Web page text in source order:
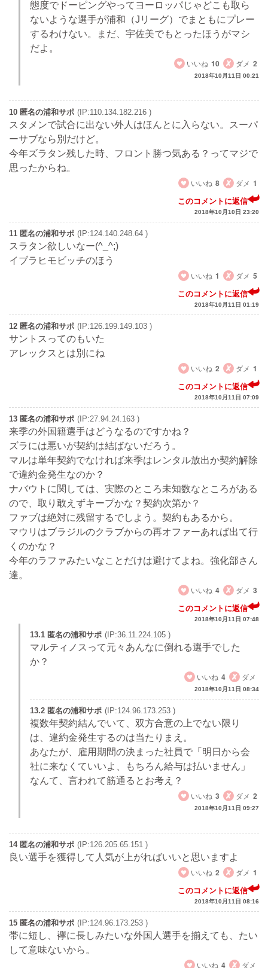
態度でドーピングやってヨーロッパじゃどこも取ら
ないような選手が浦和（Jリーグ）でまともにプレー
するわけない。まだ、宇佐美でもとったほうがマシ
だよ。
いいね 10 ダメ 2
2018年10月11日 00:21
10 匿名の浦和サポ (IP:110.134.182.216 )
スタメンで試合に出ない外人はほんとに入らない。スーパ
ーサブなら別だけど。
今年ズラタン残した時、フロント勝つ気ある？ってマジで
思ったからね。
いいね 8 ダメ 1
このコメントに返信
2018年10月10日 23:20
11 匿名の浦和サポ (IP:124.140.248.64 )
スラタン欲しいなー(^_^;)
イブラヒモビッチのほう
いいね 1 ダメ 5
このコメントに返信
2018年10月11日 01:19
12 匿名の浦和サポ (IP:126.199.149.103 )
サントスってのもいた
アレックスとは別にね
いいね 2 ダメ 1
このコメントに返信
2018年10月11日 07:09
13 匿名の浦和サポ (IP:27.94.24.163 )
来季の外国籍選手はどうなるのですかね？
ズラには悪いが契約は結ばないだろう。
マルは単年契約でなければ来季はレンタル放出か契約解除
で違約金発生なのか？
ナバウトに関しては、実際のところ未知数なところがある
ので、取り敢えずキープかな？契約次第か？
ファブは絶対に残留するでしよう。契約もあるから。
マウリはブラジルのクラブからの再オファーあれば出て行
くのかな？
今年のラファみたいなことだけは避けてよね。強化部さん
達。
いいね 4 ダメ 3
このコメントに返信
2018年10月11日 07:48
13.1 匿名の浦和サポ (IP:36.11.224.105 )
マルティノスって元々あんなに倒れる選手でした
か？
いいね 4 ダメ
2018年10月11日 08:34
13.2 匿名の浦和サポ (IP:124.96.173.253 )
複数年契約結んでいて、双方合意の上でない限り
は、違約金発生するのは当たりまえ。
あなたが、雇用期間の決まった社員で「明日から会
社に来なくていいよ、もちろん給与は払いません」
なんて、言われて筋通るとお考え？
いいね 3 ダメ 2
2018年10月11日 09:27
14 匿名の浦和サポ (IP:126.205.65.151 )
良い選手を獲得して人気が上がればいいと思いますよ
いいね 2 ダメ 1
このコメントに返信
2018年10月11日 08:16
15 匿名の浦和サポ (IP:124.96.173.253 )
帯に短し、襷に長しみたいな外国人選手を揃えても、たい
して意味ないから。
いいね 4 ダメ